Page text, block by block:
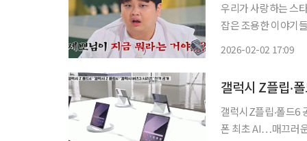
우리가 사랑하는 스
잡은 조용한 이야기들. '엔터로그'에
2026-02-02 17:09
갤럭시Z플립‧폴드6
폰 최초 AI…매끄러운 통역 기능 이번에 공개된 폴더블폰 ‘